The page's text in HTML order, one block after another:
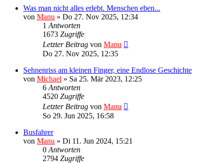
Was man nicht alles erlebt. Menschen eben...
von Manu » Do 27. Nov 2025, 12:34
1 Antworten
1673 Zugriffe
Letzter Beitrag von Manu
Do 27. Nov 2025, 12:35
Sehnenriss am kleinen Finger, eine Endlose Geschichte
von Michael » Sa 25. Mär 2023, 12:25
6 Antworten
4520 Zugriffe
Letzter Beitrag von Manu
So 29. Jun 2025, 16:58
Busfahrer
von Manu » Di 11. Jun 2024, 15:21
0 Antworten
2794 Zugriffe